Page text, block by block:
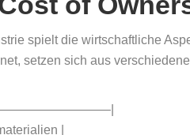
spielt die wirtschaftliche
setzen sich aus
|